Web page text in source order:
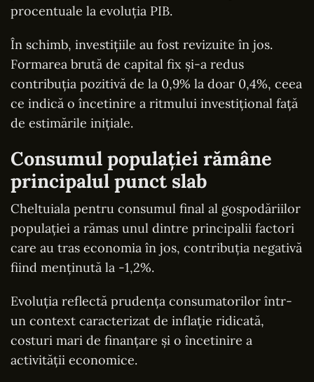
procentuale la evoluția PIB.
În schimb, investițiile au fost revizuite în jos.
Formarea brută de capital fix și-a redus
contribuția pozitivă de la 0,9% la doar 0,4%, ceea
ce indică o încetinire a ritmului investițional față
de estimările inițiale.
Consumul populației rămâne
principalul punct slab
Cheltuiala pentru consumul final al gospodăriilor
populației a rămas unul dintre principalii factori
care au tras economia în jos, contribuția negativă
fiind menținută la -1,2%.
Evoluția reflectă prudența consumatorilor într-
un context caracterizat de inflație ridicată,
costuri mari de finanțare și o încetinire a
activității economice.